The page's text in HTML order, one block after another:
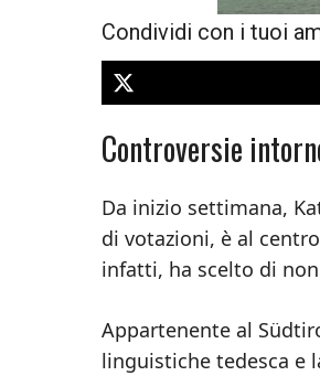
Condividi con i tuoi
Controversie
Da inizio settimana,
di votazioni, è al
infatti, ha scelto di
Appartenente al
linguistiche tedesca e